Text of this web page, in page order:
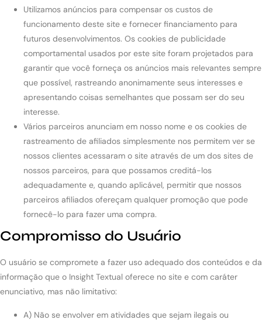
Utilizamos anúncios para compensar os custos de
funcionamento deste site e fornecer financiamento para
futuros desenvolvimentos. Os cookies de publicidade
comportamental usados ​​por este site foram projetados para
garantir que você forneça os anúncios mais relevantes sempre
que possível, rastreando anonimamente seus interesses e
apresentando coisas semelhantes que possam ser do seu
interesse.
Vários parceiros anunciam em nosso nome e os cookies de
rastreamento de afiliados simplesmente nos permitem ver se
nossos clientes acessaram o site através de um dos sites de
nossos parceiros, para que possamos creditá-los
adequadamente e, quando aplicável, permitir que nossos
parceiros afiliados ofereçam qualquer promoção que pode
fornecê-lo para fazer uma compra.
Compromisso do Usuário
O usuário se compromete a fazer uso adequado dos conteúdos e da
informação que o Insight Textual oferece no site e com caráter
enunciativo, mas não limitativo:
A) Não se envolver em atividades que sejam ilegais ou